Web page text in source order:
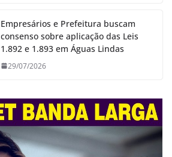
Empresários e Prefeitura buscam
consenso sobre aplicação das Leis
1.892 e 1.893 em Águas Lindas
29/07/2026